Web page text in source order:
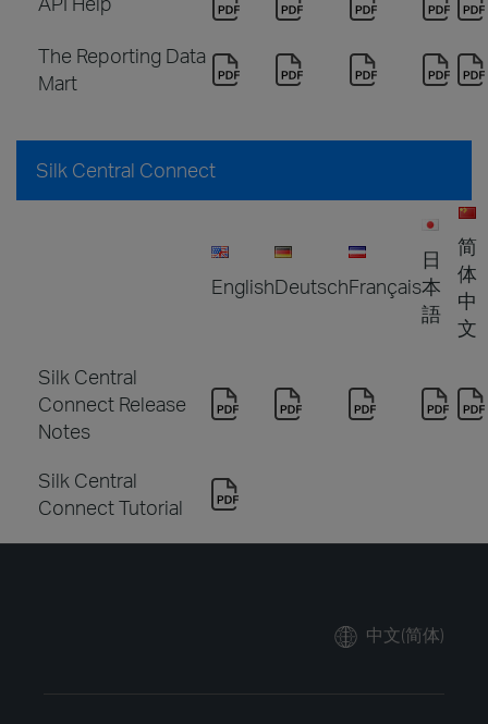
The Reporting Data
Mart
Silk Central Connect
EnglishDeutschFrançais
日
本
語
简
体
中
文
Silk Central
Connect Release
Notes
Silk Central
Connect Tutorial
中文(简体)